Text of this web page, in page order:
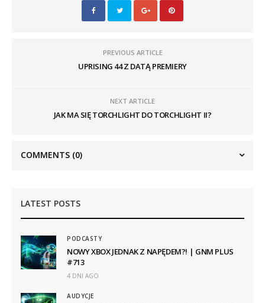
PREVIOUS ARTICLE
UPRISING 44 Z DATĄ PREMIERY
NEXT ARTICLE
JAK MA SIĘ TORCHLIGHT DO TORCHLIGHT II?
COMMENTS (0)
LATEST POSTS
PODCASTY
NOWY XBOX JEDNAK Z NAPĘDEM?! | GNM PLUS
#713
4 DNI AGO
AUDYCJE